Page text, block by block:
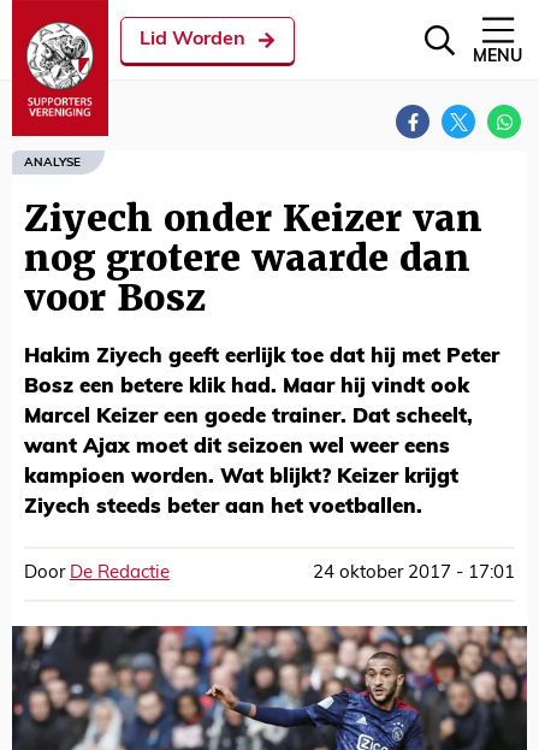
Lid Worden
MENU
ANALYSE
Ziyech onder Keizer van
nog grotere waarde dan
voor Bosz
Hakim Ziyech geeft eerlijk toe dat hij met Peter
Bosz een betere klik had. Maar hij vindt ook
Marcel Keizer een goede trainer. Dat scheelt,
want Ajax moet dit seizoen wel weer eens
kampioen worden. Wat blijkt? Keizer krijgt
Ziyech steeds beter aan het voetballen.
Door De Redactie 24 oktober 2017 - 17:01